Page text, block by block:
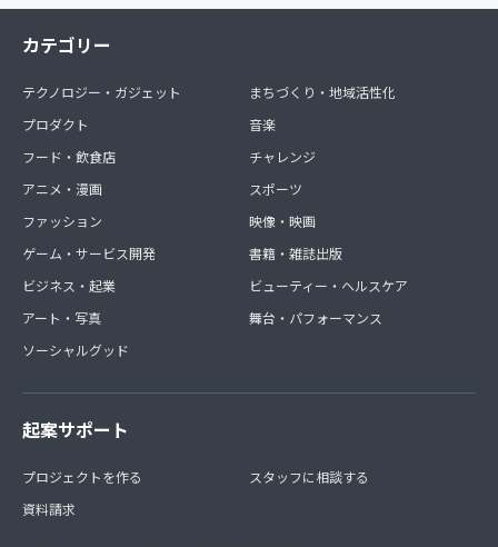
カテゴリー
テクノロジー・ガジェット
プロダクト
フード・飲食店
アニメ・漫画
ファッション
ゲーム・サービス開発
ビジネス・起業
アート・写真
ソーシャルグッド
まちづくり・地域活性化
音楽
チャレンジ
スポーツ
映像・映画
書籍・雑誌出版
ビューティー・ヘルスケア
舞台・パフォーマンス
起案サポート
プロジェクトを作る
資料請求
スタッフに相談する